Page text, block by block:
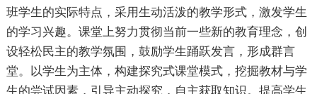
班学生的实际特点，采用生动活泼的教学形式，激发学生
的学习兴趣。课堂上努力贯彻当前一些新的教育理念，创
设轻松民主的教学氛围，鼓励学生踊跃发言，形成群言
堂。以学生为主体，构建探究式课堂模式，挖掘教材与学
生的尝试因素，引导主动探究，自主获取知识。提高学生